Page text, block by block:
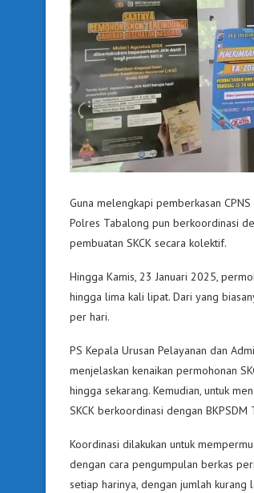
Guna melengkapi pemberkasan
Polres Tabalong pun berkoordinasi
pembuatan SKCK secara kolektif.
Hingga Kamis, 23 Januari 2025,
hingga lima kali lipat. Dari yang
per hari.
PS Kepala Urusan Pelayanan dan
menjelaskan kenaikan permohonan
hingga sekarang. Kemudian, untuk
SKCK berkoordinasi dengan BKPSDM
Koordinasi dilakukan untuk
dengan cara pengumpulan berkas
setiap harinya, dengan jumlah